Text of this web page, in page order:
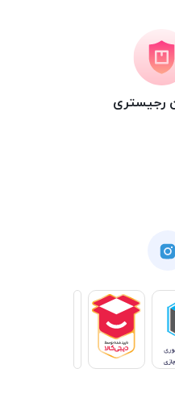
رجیستری